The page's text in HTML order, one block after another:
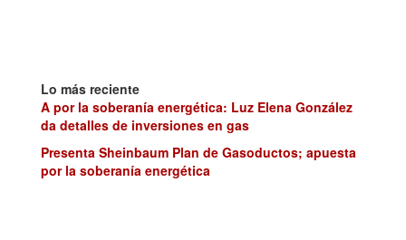
Lo más reciente
A por la soberanía energética: Luz Elena González
da detalles de inversiones en gas
Presenta Sheinbaum Plan de Gasoductos; apuesta
por la soberanía energética